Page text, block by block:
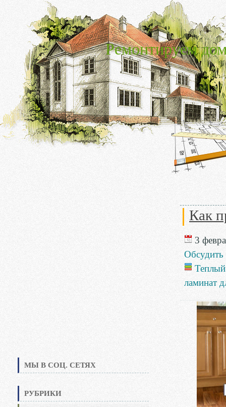
Ремонтируем
МЫ В СОЦ. СЕТЯХ
РУБРИКИ
Как
3
Обсудить
ламинат